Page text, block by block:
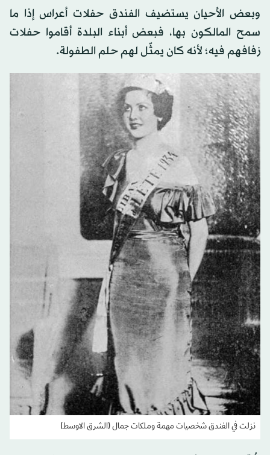
وبعض الأحيان يستضيف الفندق حفلات أعراس إذا ما
سمح المالكون بها، فبعض أبناء البلدة أقاموا حفلات
زفافهم فيه؛ لأنه كان يمثّل لهم حلم الطفولة.
نزلت في الفندق شخصيات مهمة وملكات جمال (الشرق الاوسط)